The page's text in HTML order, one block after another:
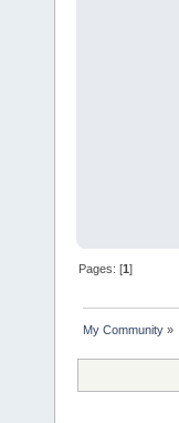
Pages: [1]
My Community »